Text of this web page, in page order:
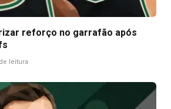
reforço no garrafão após
leitura